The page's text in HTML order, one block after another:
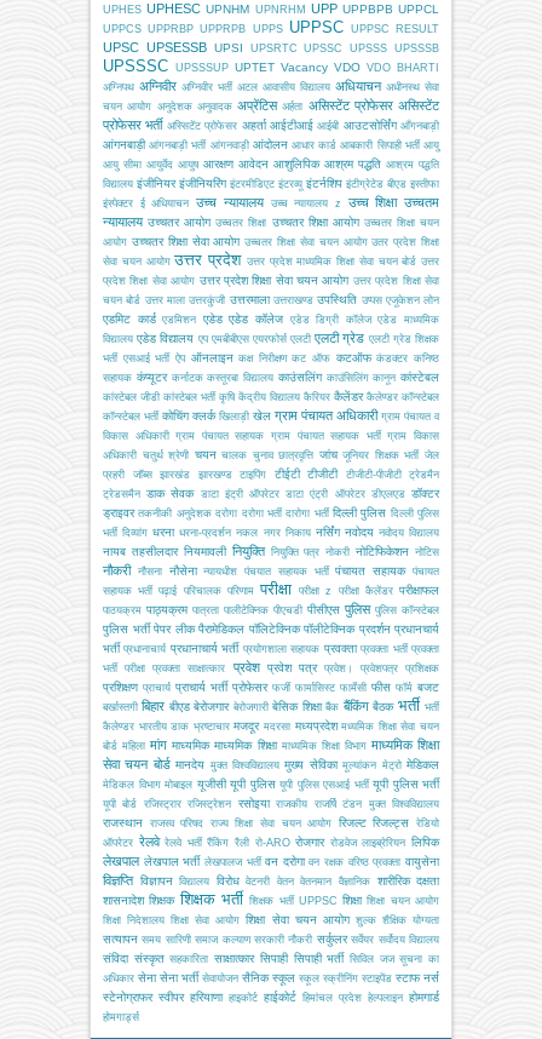
UPHES UPHESC UPNHM UPNRHM UPP UPPBPB UPPCL
UPPCS UPPRBP UPPRPB UPPS UPPSC UPPSC RESULT
UPSC UPSESSB UPSI UPSRTC UPSSC UPSSS UPSSSB
UPSSSC UPSSSUP UPTET Vacancy VDO VDO BHARTI
अग्निपथ अग्निवीर अग्निवीर भर्ती अटल आवासीय विद्यालय अधियाचन अधीनस्थ सेवा
चयन आयोग अनुदेशक अनुवादक अप्रेंटिस अर्हता असिस्टेंट प्रोफेसर असिस्टेंट
प्रोफेसर भर्ती अस्सिटेंट प्रोफेसर अहर्ता आईटीआई आईबी आउटसोर्सिंग आँगनबाड़ी
आंगनबाड़ी आंगनबाड़ी भर्ती आंगनवाड़ी आंदोलन आधार कार्ड आबकारी सिपाही भर्ती आयु
आयु सीमा आयुर्वेद आयुष आरक्षण आवेदन आशुलिपिक आश्रम पद्धति आश्रम पद्धति
विद्यालय इंजीनियर इंजीनियरिंग इंटरमीडिएट इंटरव्यू इंटर्नशिप इंटीग्रेटेड बीएड इस्तीफा
इंस्पेक्टर ई अधियाचन उच्च न्यायालय उच्च न्यायालय z उच्च शिक्षा उच्चतम
न्यायालय उच्चतर आयोग उच्चतर शिक्षा उच्चतर शिक्षा आयोग उच्चतर शिक्षा चयन
आयोग उच्चतर शिक्षा सेवा आयोग उच्चतर शिक्षा सेवा चयन आयोग उतर प्रदेश शिक्षा
सेवा चयन आयोग उत्तर प्रदेश उत्तर प्रदेश माध्यमिक शिक्षा सेवा चयन बोर्ड उत्तर
प्रदेश शिक्षा सेवा आयोग उत्तर प्रदेश शिक्षा सेवा चयन आयोग उत्तर प्रदेश शिक्षा सेवा
चयन बोर्ड उत्तर माला उत्तरकुंजी उत्तरमाला उत्तराखण्ड उपस्थिति उप्पस एजूकेशन लोन
एडमिट कार्ड एडमिशन एडेड एडेड कॉलेज एडेड डिग्री कॉलेज एडेड माध्यमिक
विद्यालय एडेड विद्यालय एप एमबीबीएस एयरफोर्स एलटी एलटी ग्रेड एलटी ग्रेड शिक्षक
भर्ती एसआई भर्ती ऐप ऑनलाइन कक्ष निरीक्षण कट ऑफ कटऑफ कंडक्टर कनिष्ठ
सहायक कंप्यूटर कर्नाटक कस्तूरबा विद्यालय काउंसलिंग काउंसिलिंग कानून कांस्टेबल
कांस्टेबल जीडी कांस्टेबल भर्ती कृषि केंद्रीय विद्यालय कैरियर कैलेंडर कैलेण्डर कॉन्स्टेबल
कॉन्स्टेबल भर्ती कोचिंग क्लर्क खिलाड़ी खेल ग्राम पंचायत अधिकारी ग्राम पंचायत व
विकास अधिकारी ग्राम पंचायत सहायक ग्राम पंचायत सहायक भर्ती ग्राम विकास
अधिकारी चतुर्थ श्रेणी चयन चालक चुनाव छात्रवृत्ति जांच जूनियर शिक्षक भर्ती जेल
प्रहरी
जॉब्स झारखंड झारखण्ड टाइपिंग टीईटी टीजीटी टीजीटी-पीजीटी
ट्रेडमैन
ट्रेडसमैन डाक सेवक डाटा इंट्री ऑपरेटर डाटा एंट्री ऑपरेटर डीएलएड डॉक्टर
ड्राइवर तकनीकी अनुदेशक दरोगा दरोगा भर्ती दारोगा भर्ती दिल्ली पुलिस दिल्ली पुलिस
भर्ती दिव्यांग धरना धरना-प्रदर्शन नकल नगर निकाय नर्सिंग नवोदय नवोदय विद्यालय
नायब तहसीलदार नियमावली नियुक्ति नियुक्ति पत्र नोकरी नोटिफिकेशन नोटिस
नौकरी नौसना नौसेना न्यायधीश पंचयात सहायक भर्ती पंचायत सहायक पंचायत
सहायक भर्ती पढ़ाई परिचालक परिणाम परीक्षा परीक्षा z परीक्षा कैलेंडर परीक्षाफल
पाठयक्रम पाठ्यक्रम पात्रता पालीटेक्निक पीएचडी पीसीएस पुलिस पुलिस कॉन्स्टेबल
पुलिस भर्ती पेपर लीक पैरामेडिकल पॉलिटेक्निक पॉलीटेक्निक प्रदर्शन प्रधानचार्य
भर्ती प्रधानाचार्य प्रधानाचार्य भर्ती प्रयोगशाला सहायक प्रवक्ता प्रवक्ता भर्ती प्रवक्ता
भर्ती परीक्षा
प्रवक्ता साक्षात्कार प्रवेश प्रवेश पत्र प्रवेश। प्रवेशपत्र प्रशिक्षक
प्रशिक्षण प्राचार्य प्राचार्य भर्ती प्रोफेसर फर्जी फार्मासिस्ट फार्मेसी फीस फॉर्म बजट
बर्खास्तगी बिहार बीएड बेरोजगार बेरोजगारी बेसिक शिक्षा बैंक बैंकिंग बैठक भर्ती भर्ती
कैलेण्डर भारतीय डाक भ्रष्टाचार मजदूर मदरसा मध्यप्रदेश मध्यमिक शिक्षा सेवा चयन
बोर्ड महिला मांग माध्यमिक माध्यमिक शिक्षा माध्यमिक शिक्षा विभाग माध्यमिक शिक्षा
सेवा चयन बोर्ड मानदेय मुक्त विश्वविद्यालय मुख्य सेविका मूल्यांकन मेट्रो मेडिकल
मेडिकल विभाग मोबाइल यूजीसी यूपी पुलिस यूपी पुलिस एसआई भर्ती यूपी पुलिस भर्ती
यूपी बोर्ड रजिस्ट्रार रजिस्ट्रेशन रसोइया राजकीय राजर्षि टंडन मुक्त विश्वविद्यालय
राजस्थान राजस्व परिषद राज्य शिक्षा सेवा चयन आयोग रिजल्ट रिजल्ट्स
रेडियो
ऑपरेटर रेलवे रेलवे भर्ती रैंकिंग रैली रो-ARO रोजगार रोडवेज लाइब्रेरियन लिपिक
लेखपाल लेखपाल भर्ती लेखपालज भर्ती वन दरोगा वन रक्षक वरिष्ठ प्रवक्ता वायुसेना
विज्ञप्ति विज्ञापन विद्यालय विरोध वेटनरी वेतन वेतनमान वैज्ञानिक
शारीरिक दक्षता
शासनादेश शिक्षक शिक्षक भर्ती शिक्षक भर्ती UPPSC शिक्षा शिक्षा चयन आयोग
शिक्षा निदेशालय शिक्षा सेवा आयोग शिक्षा सेवा चयन आयोग शुल्क शैक्षिक योग्यता
सत्यापन समय सारिणी समाज कल्याण सरकारी नौकरी सर्कुलर सर्वेयर सर्वोदय विद्यालय
संविदा संस्कृत सहकारिता साक्षात्कार सिपाही सिपाही भर्ती सिविल जज सूचना का
अधिकार सेना सेना भर्ती सेवायोजन सैनिक स्कूल स्कूल स्क्रीनिंग स्टाइपेंड स्टाफ नर्स
स्टेनोग्राफर स्वीपर हरियाणा हाइकोर्ट हाईकोर्ट हिमांचल प्रदेश हेल्पलाइन होमगार्ड
होमगार्ड्स